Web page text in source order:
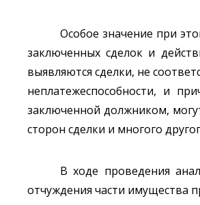
Особое значение при
заключенных сделок и
выявляются сделки, не
неплатежеспособности, и
заключенной должником,
сторон сделки и многого
В ходе проведения
отчуждения части имущества